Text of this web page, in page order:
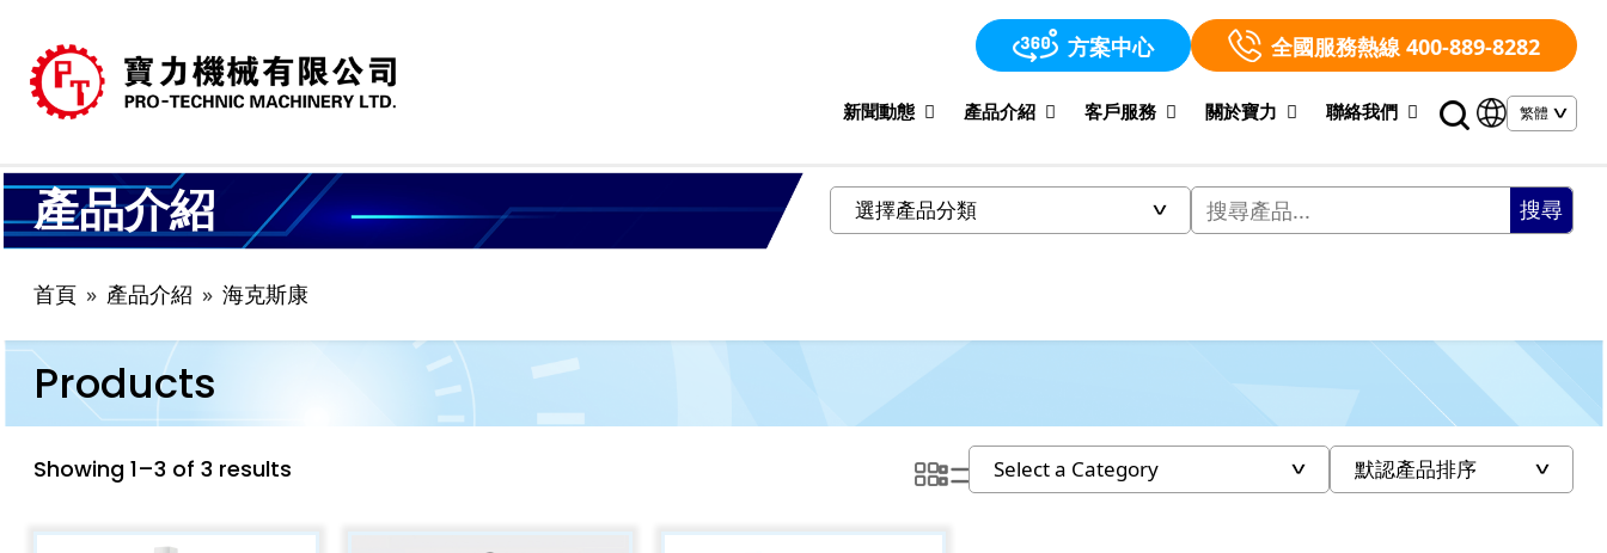
方案中心 全國服務熱線 400-889-8282
新聞動態 產品介紹 客戶服務 關於寶力 聯絡我們
產品介紹 搜尋
首頁 產品介紹 海克斯康
Products
Showing 1–3 of 3 results